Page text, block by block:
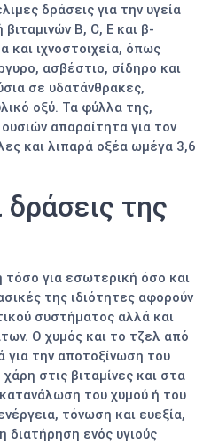
δράσεις για την υγεία
βιταμινών Β, C, Ε και β-
και ιχνοστοιχεία, όπως
ασβέστιο, σίδηρο και
σε υδατάνθρακες,
οξύ. Τα φύλλα της,
απαραίτητα για τον
και λιπαρά οξέα ωμέγα 3,6
δράσεις της
τόσο για εσωτερική όσο και
της ιδιότητες αφορούν
συστήματος αλλά και
Ο χυμός και το τζελ από
για την αποτοξίνωση του
στις βιταμίνες και στα
του χυμού ή του
τόνωση και ευεξία,
διατήρηση ενός υγιούς